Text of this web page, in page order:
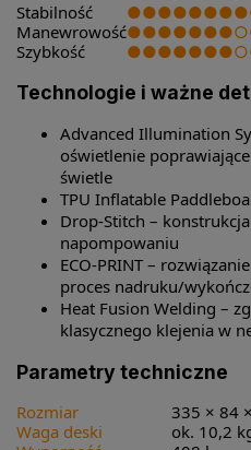
Stabilność
Manewrowość
Szybkość
Technologie i ważne
Advanced Illumination
oświetlenie
świetle
TPU Inflatable
Drop-Stitch –
napompowaniu
ECO-PRINT –
proces nadruku/
Heat Fusion Welding –
klasycznego klejenia w
Parametry techniczne
Rozmiar
335 × 84
Waga deski
ok. 10,2